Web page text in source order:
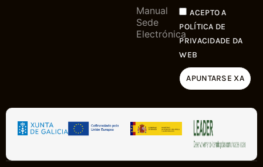
Manual
Sede
Electrónica
ACEPTO A
POLÍTICA DE
PRIVACIDADE DA
WEB
APUNTARSE XA